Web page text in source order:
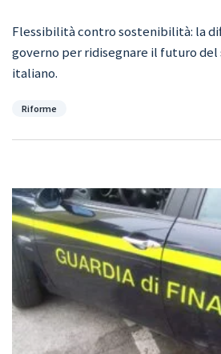
Flessibilità contro sostenibilità: la
governo per ridisegnare il futuro
italiano.
Categorie
Riforme